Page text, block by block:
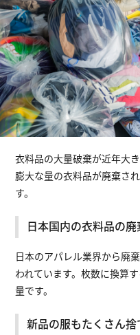
衣料品の大量破棄が近年大
膨大な量の衣料品が廃棄さ
す。
日本国内の衣料品の廃
日本のアパレル業界から廃
われています。枚数に換算
量です。
新品の服もたくさん捨